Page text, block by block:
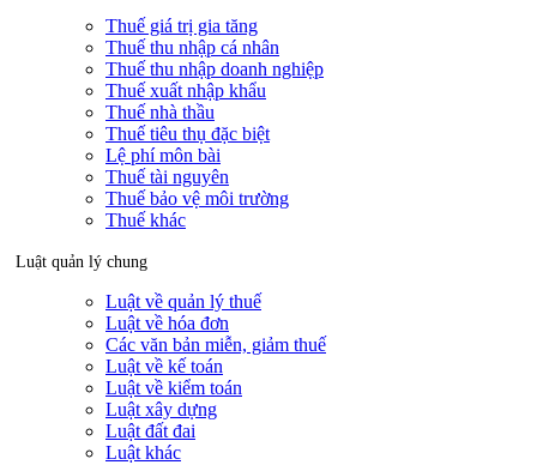
Thuế giá trị gia tăng
Thuế thu nhập cá nhân
Thuế thu nhập doanh nghiệp
Thuế xuất nhập khẩu
Thuế nhà thầu
Thuế tiêu thụ đặc biệt
Lệ phí môn bài
Thuế tài nguyên
Thuế bảo vệ môi trường
Thuế khác
Luật quản lý chung
Luật về quản lý thuế
Luật về hóa đơn
Các văn bản miễn, giảm thuế
Luật về kế toán
Luật về kiểm toán
Luật xây dựng
Luật đất đai
Luật khác